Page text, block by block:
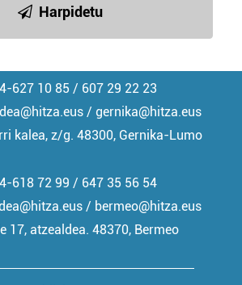
Harpidetu
627 10 85 / 607 29 22 23
/ gernika@hitza.eus
kalea, z/g. 48300, Gernika-Lumo
618 72 99 / 647 35 56 54
/ bermeo@hitza.eus
17, atzealdea. 48370, Bermeo